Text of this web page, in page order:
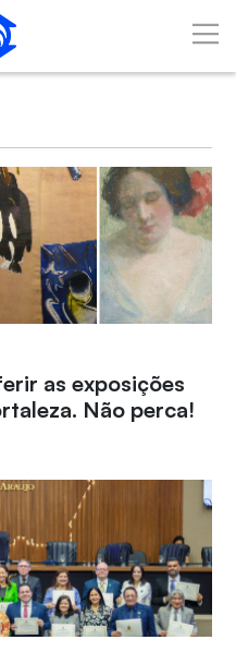
as exposições
Não perca!